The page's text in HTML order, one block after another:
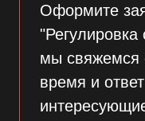
Оформите
мы свяжемся
время и